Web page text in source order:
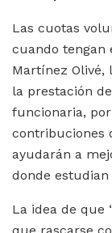
Las cuotas
cuando tengan
Martínez Olivé,
la prestación
funcionaria,
contribuciones
ayudarán a
donde estudian
La idea de que